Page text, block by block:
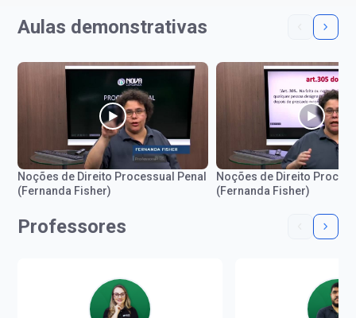
Aulas demonstrativas
Noções de Direito Processual Penal
(Fernanda Fisher)
Noções de Direito
(Fernanda Fisher)
Professores